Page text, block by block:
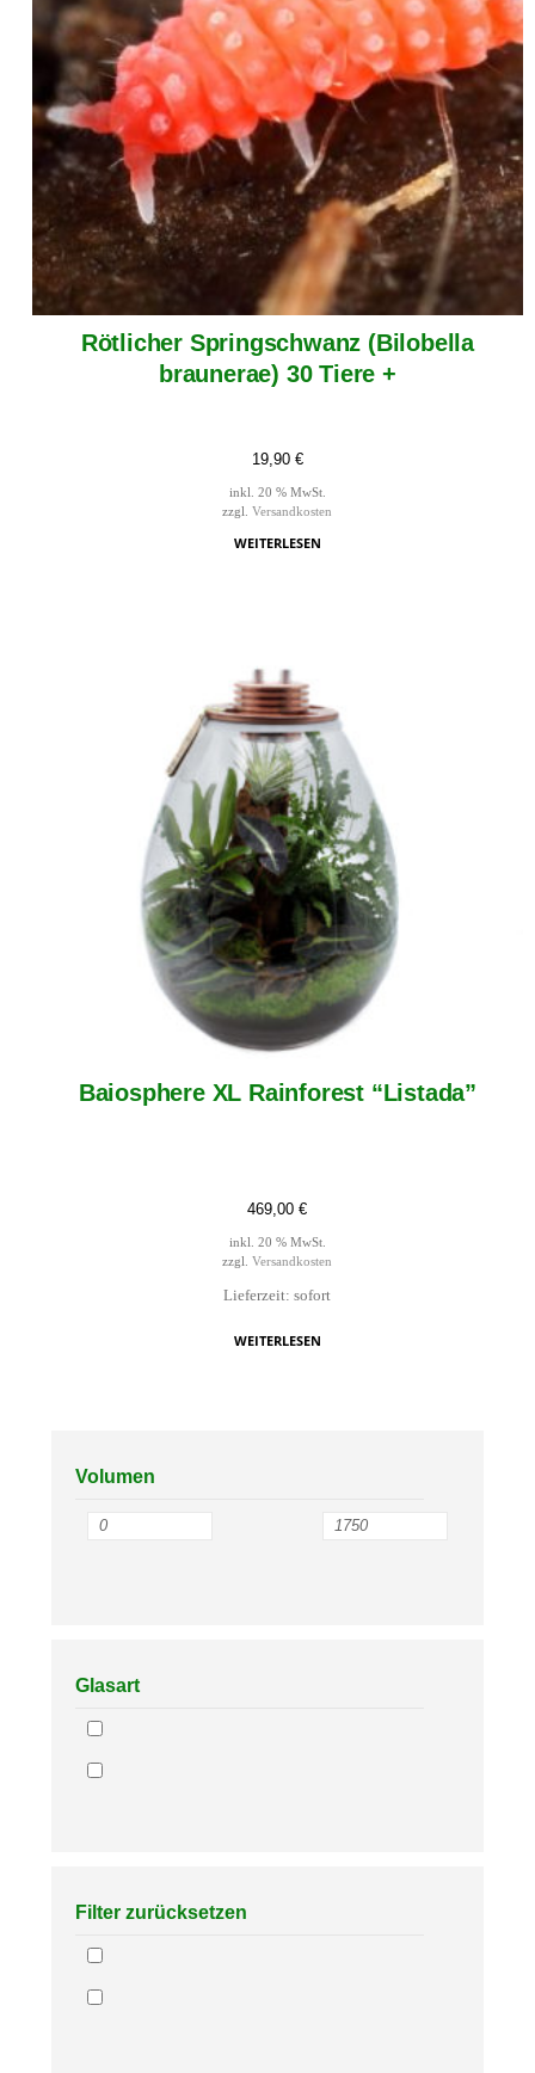
Rötlicher Springschwanz (Bilobella
braunerae) 30 Tiere +
19,90 €
inkl. 20 % MwSt.
zzgl.Versandkosten
WEITERLESEN
Baiosphere XL Rainforest “Listada”
469,00€
inkl. 20 % MwSt.
zzgl.Versandkosten
Lieferzeit: sofort
WEITERLESEN
Volumen
Glasart
Filter zurücksetzen